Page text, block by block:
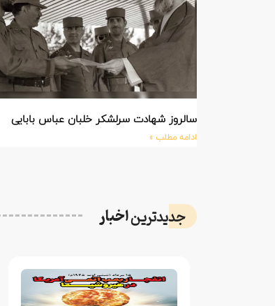
سالروز شهادت سرلشکر خلبان عباس بابایی
ادامه مطلب »
جدیدتریناخبار